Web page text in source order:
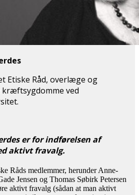
Etiske Råd, overlæge og
ved
er for indførelsen af
aktivt fravalg.
Råds medlemmer, herunder Anne-
Jensen og Thomas Søbirk Petersen
aktivt fravalg (sådan at man aktivt